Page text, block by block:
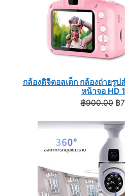
กล้องดิจิตอลเด็ก กล้องถ่ายรู
หน้าจอ HD
฿900.00
฿
฿